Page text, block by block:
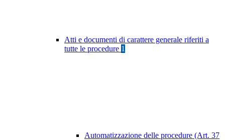
Atti e documenti di carattere generale riferiti a
tutte le procedure 1
Automatizzazione delle procedure (Art. 37